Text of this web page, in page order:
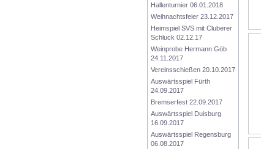
Hallenturnier 06.01.2018
Weihnachtsfeier 23.12.2017
Heimspiel SVS mit Cluberer
Schluck 02.12.17
Weinprobe Hermann Göb
24.11.2017
Vereinsschießen 20.10.2017
Auswärtsspiel Fürth
24.09.2017
Bremserfest 22.09.2017
Auswärtsspiel Duisburg
16.09.2017
Auswärtsspiel Regensburg
06.08.2017